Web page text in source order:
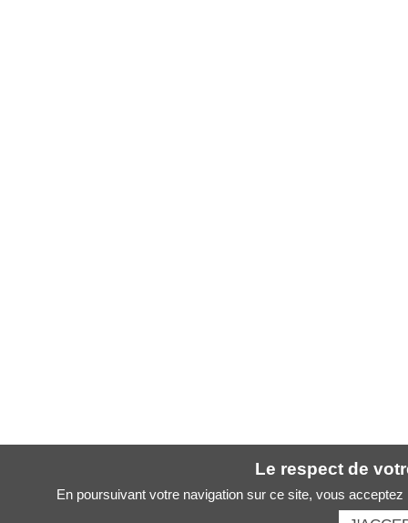
Le respect de
En poursuivant votre navigation sur ce site, vous